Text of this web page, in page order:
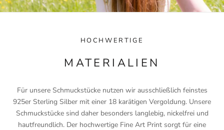
HOCHWERTIGE
MATERIALIEN
Für unsere Schmuckstücke nutzen wir ausschließlich feinstes
925er Sterling Silber mit einer 18 karätigen Vergoldung. Unsere
Schmuckstücke sind daher besonders langlebig, nickelfrei und
hautfreundlich. Der hochwertige Fine Art Print sorgt für eine